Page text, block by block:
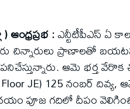
ఆంధ్రప్రభ :ఎన్టీటీపీఎస్ ఏ
చిన్నారులు ప్రాణాలతో
ఆమె భర్త వేరొక
JE) 125 నంబర్ దివ్య,
పూజ గదిలో దీపం